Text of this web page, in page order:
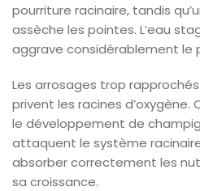
pourriture racinaire, tandis
assèche les pointes. L’eau
aggrave considérablement le
Les arrosages trop
privent les racines
le développement de
attaquent le système
absorber correctement les
sa croissance.